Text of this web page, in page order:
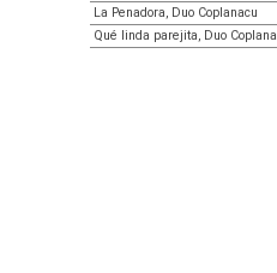
La Penadora, Duo Coplanacu
Qué linda parejita, Duo